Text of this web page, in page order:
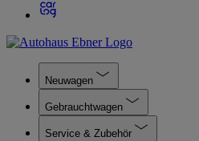
Neuwagen
Gebrauchtwagen
Service & Zubehör